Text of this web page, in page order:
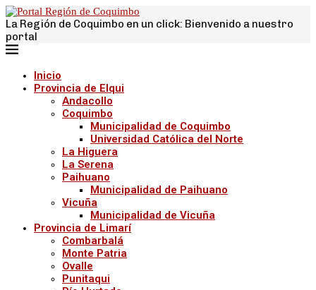
La Región de Coquimbo en un click: Bienvenido a nuestro
portal
Inicio
Provincia de Elqui
Andacollo
Coquimbo
Municipalidad de Coquimbo
Universidad Católica del Norte
La Higuera
La Serena
Paihuano
Municipalidad de Paihuano
Vicuña
Municipalidad de Vicuña
Provincia de Limarí
Combarbalá
Monte Patria
Ovalle
Punitaqui